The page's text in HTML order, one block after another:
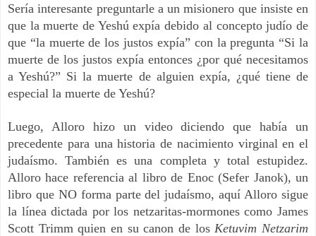
Sería interesante preguntarle a un misionero que insiste en
que la muerte de Yeshú expía debido al concepto judío de
que “la muerte de los justos expía” con la pregunta “Si la
muerte de los justos expía entonces ¿por qué necesitamos
a Yeshú?” Si la muerte de alguien expía, ¿qué tiene de
especial la muerte de Yeshú?
Luego, Alloro hizo un video diciendo que había un
precedente para una historia de nacimiento virginal en el
judaísmo. También es una completa y total estupidez.
Alloro hace referencia al libro de Enoc (Sefer Janok), un
libro que NO forma parte del judaísmo, aquí Alloro sigue
la línea dictada por los netzaritas-mormones como James
Scott Trimm quien en su canon de los Ketuvim Netzarim